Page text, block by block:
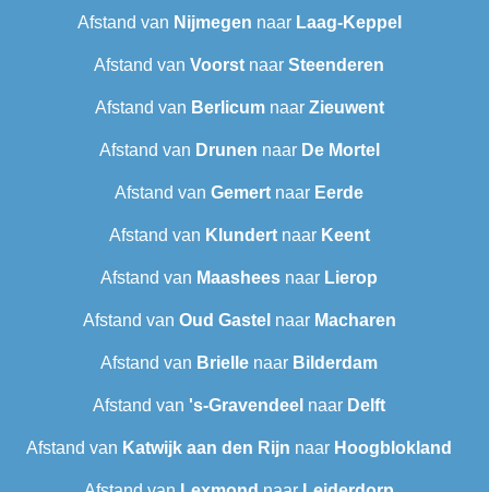
Afstand van Nijmegen naar Laag-Keppel
Afstand van Voorst naar Steenderen
Afstand van Berlicumnaar Zieuwent
Afstand van Drunen naar De Mortel
Afstand van Gemert naar Eerde
Afstand van Klundertnaar Keent
Afstand van Maashees naar Lierop
Afstand van Oud Gastel naar Macharen
Afstand van Brielle naar Bilderdam
Afstand van 's-Gravendeel naar Delft
Afstand van Katwijk aan den Rijn naar Hoogblokland